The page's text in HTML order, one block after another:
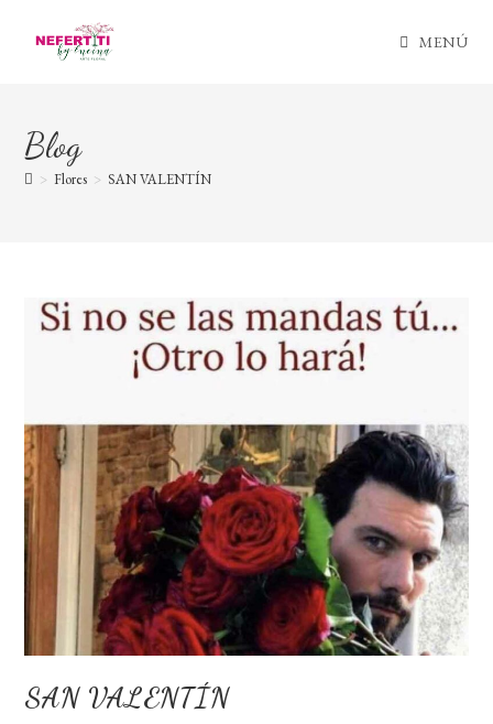
contenido
MENÚ
Blog
> Flores > SAN VALENTÍN
SAN VALENTÍN